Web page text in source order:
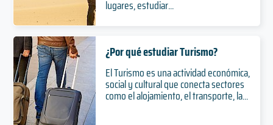
lugares, estudiar...
¿Por qué estudiar Turismo?
El Turismo es una actividad económica,
social y cultural que conecta sectores
como el alojamiento, el transporte, la...